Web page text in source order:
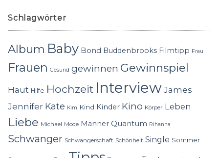
Schlagwörter
Album Baby Bond Buddenbrooks Filmtipp Frau
Frauen Gesund gewinnen Gewinnspiel
Haut Hilfe Hochzeit InterviewJames
Jennifer Kate Kim Kind Kinder Kino Körper Leben
Liebe Michael Mode Männer Quantum Rihanna
Schwanger Schwangerschaft Schönheit Single Sommer